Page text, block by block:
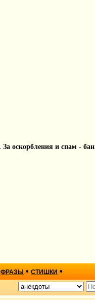
За оскорбления и спам -
ФРАЗЫ • СТИШКИ •